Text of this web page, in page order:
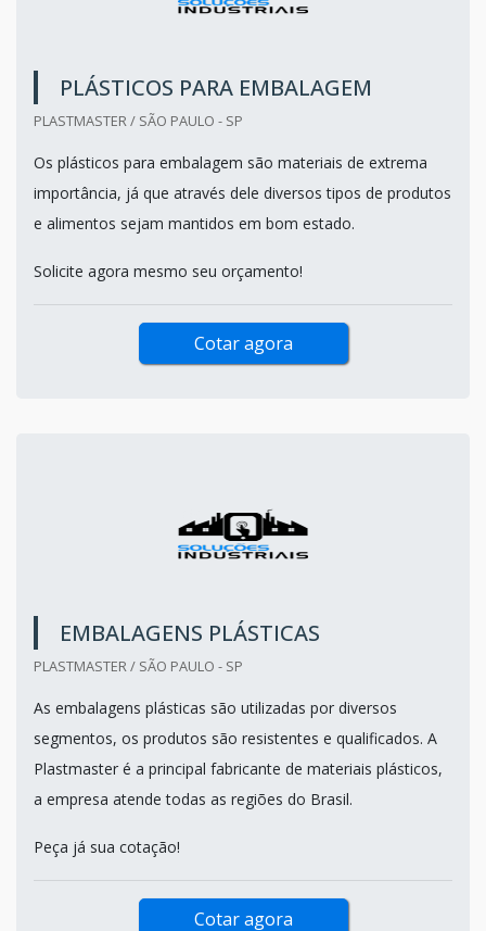
PLÁSTICOS PARA EMBALAGEM
PLASTMASTER / SÃO PAULO - SP
Os plásticos para embalagem são materiais de extrema
importância, já que através dele diversos tipos de produtos
e alimentos sejam mantidos em bom estado.
Solicite agora mesmo seu orçamento!
Cotar agora
EMBALAGENS PLÁSTICAS
PLASTMASTER / SÃO PAULO - SP
As embalagens plásticas são utilizadas por diversos
segmentos, os produtos são resistentes e qualificados. A
Plastmaster é a principal fabricante de materiais plásticos,
a empresa atende todas as regiões do Brasil.
Peça já sua cotação!
Cotar agora